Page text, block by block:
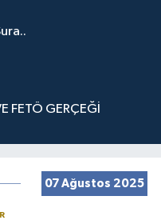
FETÖ GERÇEĞİ
07 Ağustos 2025